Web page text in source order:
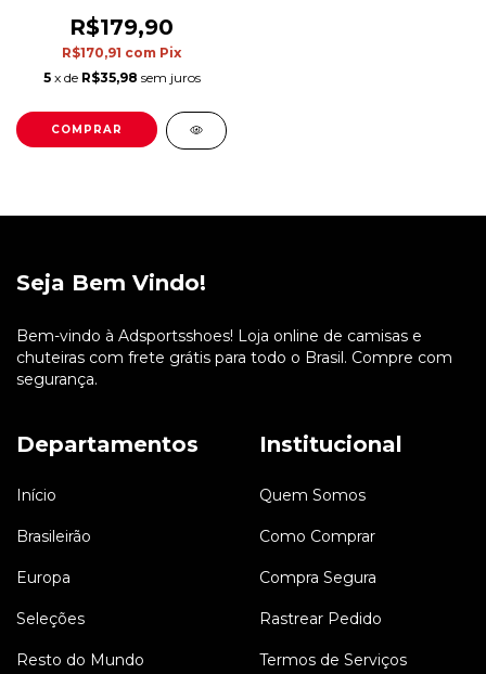
R$179,90
R$170,91 com Pix
5 x de R$35,98 sem juros
COMPRAR
Seja Bem Vindo!
Bem-vindo à Adsportsshoes! Loja online de camisas e
chuteiras com frete grátis para todo o Brasil. Compre com
segurança.
Departamentos
Início
Brasileirão
Europa
Seleções
Resto do Mundo
Institucional
Quem Somos
Como Comprar
Compra Segura
Rastrear Pedido
Termos de Serviços